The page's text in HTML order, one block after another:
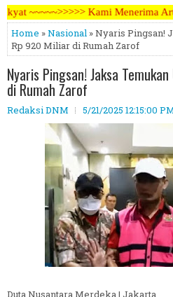
Artikel, Opini, Berita
Home »Nasional » Nyaris Pingsan!
Rp 920 Miliar di Rumah Zarof
Nyaris Pingsan! Jaksa
di Rumah Zarof
Redaksi DNM 5/21/2025 12:15:00
Duta Nusantara Merdeka | Jakarta